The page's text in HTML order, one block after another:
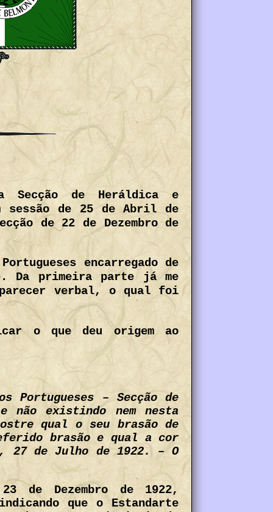
Secção de Heráldica e
sessão de 25 de Abril de
de 22 de Dezembro de
encarregado de
Da primeira parte já me
parecer verbal, o qual foi
o que deu origem ao
Portugueses – Secção de
existindo nem nesta
qual o seu brasão de
brasão e qual a cor
27 de Julho de 1922. – O
de Dezembro de 1922,
que o Estandarte